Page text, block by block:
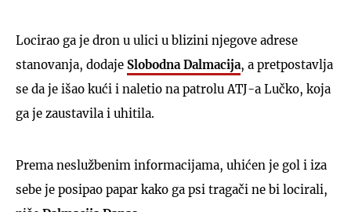
Locirao ga je dron u ulici u blizini njegove adrese
stanovanja, dodaje Slobodna Dalmacija, a pretpostavlja
se da je išao kući i naletio na patrolu ATJ-a Lučko, koja
ga je zaustavila i uhitila.
Prema neslužbenim informacijama, uhićen je gol i iza
sebe je posipao papar kako ga psi tragači ne bi locirali,